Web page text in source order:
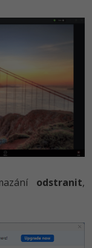
odstranit,